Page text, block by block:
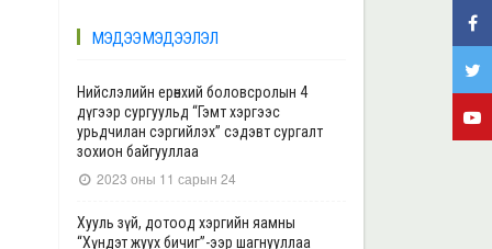
МЭДЭЭ МЭДЭЭЛЭЛ
Нийслэлийн ерөнхий боловсролын 4
дүгээр сургуульд “Гэмт хэргээс
урьдчилан сэргийлэх” сэдэвт сургалт
зохион байгууллаа
2023 оны 11 сарын 24
Хууль зүй, дотоод хэргийн яамны
“Хүндэт жуух бичиг”-ээр шагнууллаа